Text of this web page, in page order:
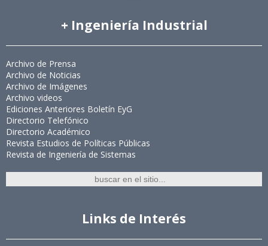
+ Ingeniería Industrial
Archivo de Prensa
Archivo de Noticias
Archivo de Imágenes
Archivo videos
Ediciones Anteriores Boletín EyG
Directorio Telefónico
Directorio Académico
Revista Estudios de Políticas Públicas
Revista de Ingeniería de Sistemas
Links de Interés